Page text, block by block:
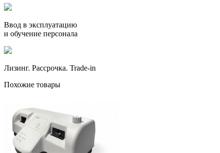
Ввод в эксплуатацию
и обучение персонала
Лизинг. Рассрочка. Trade-in
Похожие товары